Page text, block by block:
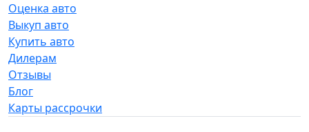
Оценка авто
Выкуп авто
Купить авто
Дилерам
Отзывы
Блог
Карты рассрочки